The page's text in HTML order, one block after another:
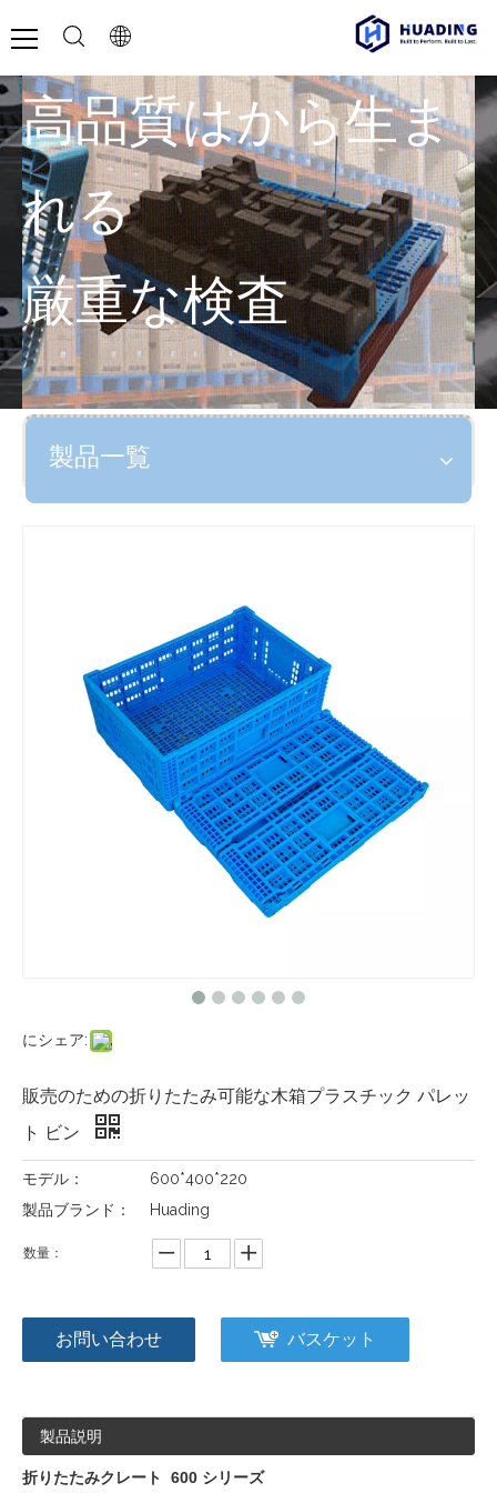
高品質はから生ま
れる
厳重な検査
製品一覧
にシェア:
販売のための折りたたみ可能な木箱プラスチック パレッ
ト ビン
モデル：
600*400*220
製品ブランド：
Huading
数量：
お問い合わせ バスケット
製品説明
折りたたみクレート 600 シリーズ